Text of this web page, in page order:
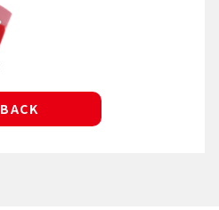
BACK